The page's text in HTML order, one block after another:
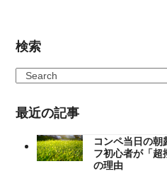
検索
Search
最近の記事
コンペ当日の
フ初心者が「超
の理由